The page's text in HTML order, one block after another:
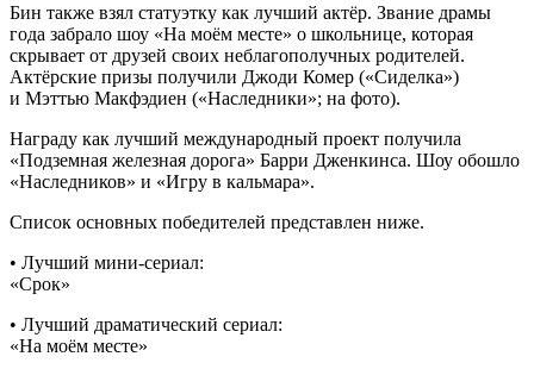
Бин также взял статуэтку как лучший актёр. Звание драмы
года забрало шоу «На моём месте» о школьнице, которая
скрывает от друзей своих неблагополучных родителей.
Актёрские призы получили Джоди Комер («Сиделка»)
и Мэттью Макфэдиен («Наследники»; на фото).
Награду как лучший международный проект получила
«Подземная железная дорога» Барри Дженкинса. Шоу обошло
«Наследников» и «Игру в кальмара».
Список основных победителей представлен ниже.
• Лучший мини-сериал:
«Срок»
• Лучший драматический сериал:
«На моём месте»